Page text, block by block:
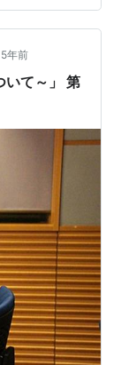
ちもあり、
はネットか
か不明だっ
れない子供
5年前
いて～」 第